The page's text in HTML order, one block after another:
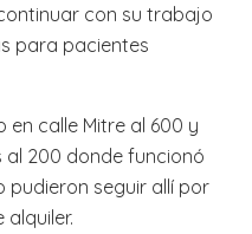
con su trabajo
para pacientes
en calle Mitre al 600 y
al 200 donde funcionó
pudieron seguir allí por